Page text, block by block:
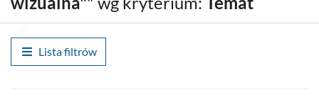
im.
Wojciecha
Lista filtrów